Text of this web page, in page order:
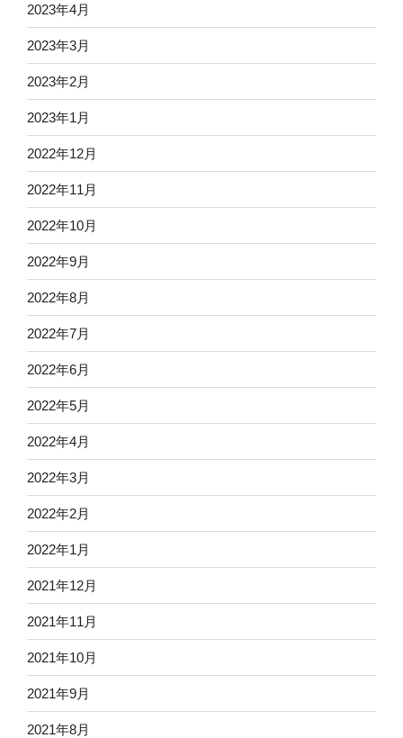
2023年4月
2023年3月
2023年2月
2023年1月
2022年12月
2022年11月
2022年10月
2022年9月
2022年8月
2022年7月
2022年6月
2022年5月
2022年4月
2022年3月
2022年2月
2022年1月
2021年12月
2021年11月
2021年10月
2021年9月
2021年8月